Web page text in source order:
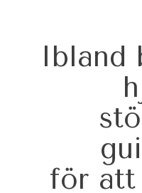
Ibland
för att